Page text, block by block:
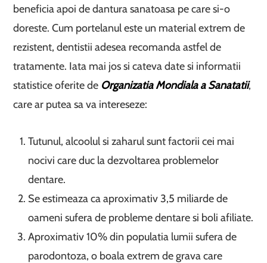
beneficia apoi de dantura sanatoasa pe care si-o
doreste. Cum portelanul este un material extrem de
rezistent, dentistii adesea recomanda astfel de
tratamente. Iata mai jos si cateva date si informatii
statistice oferite de Organizatia Mondiala a Sanatatii,
care ar putea sa va intereseze:
Tutunul, alcoolul si zaharul sunt factorii cei mai
nocivi care duc la dezvoltarea problemelor
dentare.
Se estimeaza ca aproximativ 3,5 miliarde de
oameni sufera de probleme dentare si boli afiliate.
Aproximativ 10% din populatia lumii sufera de
parodontoza, o boala extrem de grava care